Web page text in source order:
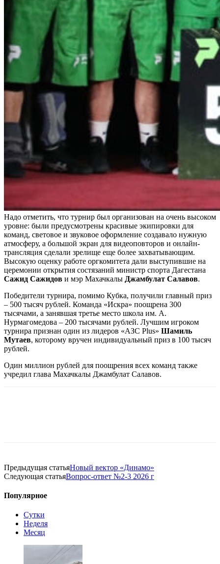
Надо отметить, что турнир был организован на очень высоком
уровне: были предусмотрены красивые экипировки для
команд, световое и звуковое оформление создавало нужную
атмосферу, а большой экран для видеоповторов и онлайн-
трансляция сделали зрелище еще более захватывающим.
Высокую оценку работе оргкомитета дали выступившие на
церемонии открытия состязаний министр спорта Дагестана
Сажид Сажидов и мэр Махачкалы Джамбулат Салавов.
Победители турнира, помимо Кубка, получили главный приз
– 500 тысяч рублей. Команда «Искра» поощрена 300
тысячами, а занявшая третье место школа им. А.
Нурмагомедова – 200 тысячами рублей. Лучшим игроком
турнира признан один из лидеров «АЗС Plus» Шамиль
Мутаев, которому вручен индивидуальный приз в 100 тысяч
рублей.
Один миллион рублей для поощрения всех команд также
учредил глава Махачкалы Джамбулат Салавов.
Предыдущая статьяНовый вектор «Динамо»
Следующая статьяВопрос-ответ №2-3 2026 г
Популярное
Сутки
Неделя
Месяц